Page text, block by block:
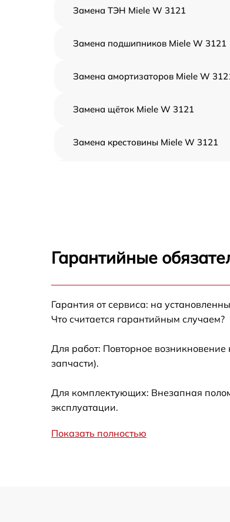
Замена ТЭН Miele W 3121
Замена подшипников Miele W 3121
Замена амортизаторов Miele W
Замена щёток Miele W 3121
Замена крестовины Miele W 3121
Замена УБЛ Miele W 3121
3121
Замена сливного насоса Miele W
Замена прессостата Miele W 3121
Гарантийные
Гарантия от сервиса: на
Что считается гарантийным случаем?
Для работ: Повторное
запчасти).
Для комплектующих: Внезапная
эксплуатации.
Показать полностью